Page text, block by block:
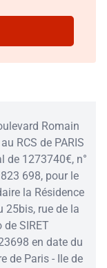
Romain
RCS de PARIS
de 1273740€, n°
698, pour le
la Résidence
25bis, rue de la
de SIRET
en date du
de Paris - Ile de